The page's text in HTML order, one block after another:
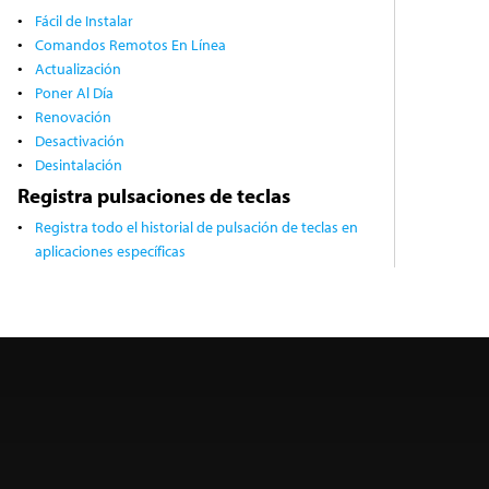
Fácil de Instalar
Comandos Remotos En Línea
Actualización
Poner Al Día
Renovación
Desactivación
Desintalación
Registra pulsaciones de teclas
Registra todo el historial de pulsación de teclas en
aplicaciones específicas